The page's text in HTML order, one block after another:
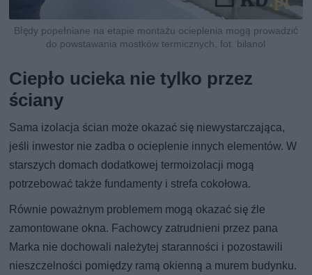
Błędy popełniane na etapie montażu ocieplenia mogą prowadzić
do powstawania mostków termicznych, fot. bilanol
Ciepło ucieka nie tylko przez
ściany
Sama izolacja ścian może okazać się niewystarczająca,
jeśli inwestor nie zadba o ocieplenie innych elementów. W
starszych domach dodatkowej termoizolacji mogą
potrzebować także fundamenty i strefa cokołowa.
Równie poważnym problemem mogą okazać się źle
zamontowane okna. Fachowcy zatrudnieni przez pana
Marka nie dochowali należytej staranności i pozostawili
nieszczelności pomiędzy ramą okienną a murem budynku.